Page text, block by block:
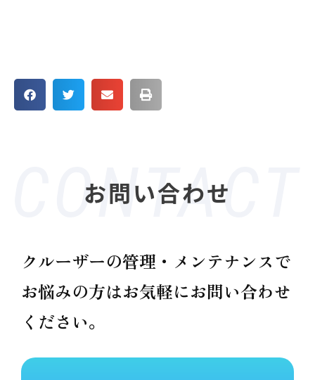
お問い合わせ
クルーザーの管理・メンテナンスで
お悩みの方はお気軽にお問い合わせ
ください。